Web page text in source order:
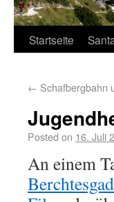
Startseite
← Schafbergbahn
Posted on 16. Juli
An einem